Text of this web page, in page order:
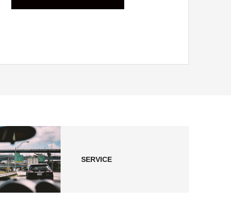
SERVICE